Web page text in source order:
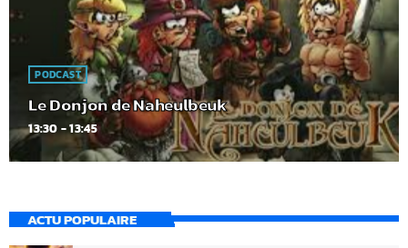
PODCAST
Le Donjon de Naheulbeuk
13:30 - 13:45
ACTU POPULAIRE